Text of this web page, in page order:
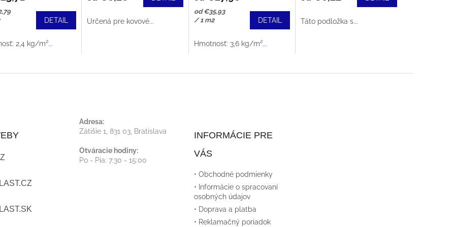
DETAIL
2,4 kg/m²...
Určená pre kovové...
Jednotková
cena:
od €35,93
/ 1 m2
DETAIL
Hmotnosť: 3,6 kg/m²...
Táto podložka s...
Adresa:
Zátišie 1, 831 03, Bratislava
Otváracie hodiny:
Po - Pia: 7:30 - 15:00
INFORMÁCIE PRE
VÁS
• Obchodné podmienky
• Informácie o spracovaní
osobných údajov
• Doprava a platba
• Reklamačný poriadok